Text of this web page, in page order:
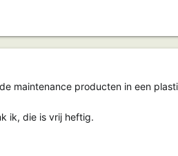
maintenance producten in een
ik, die is vrij heftig.